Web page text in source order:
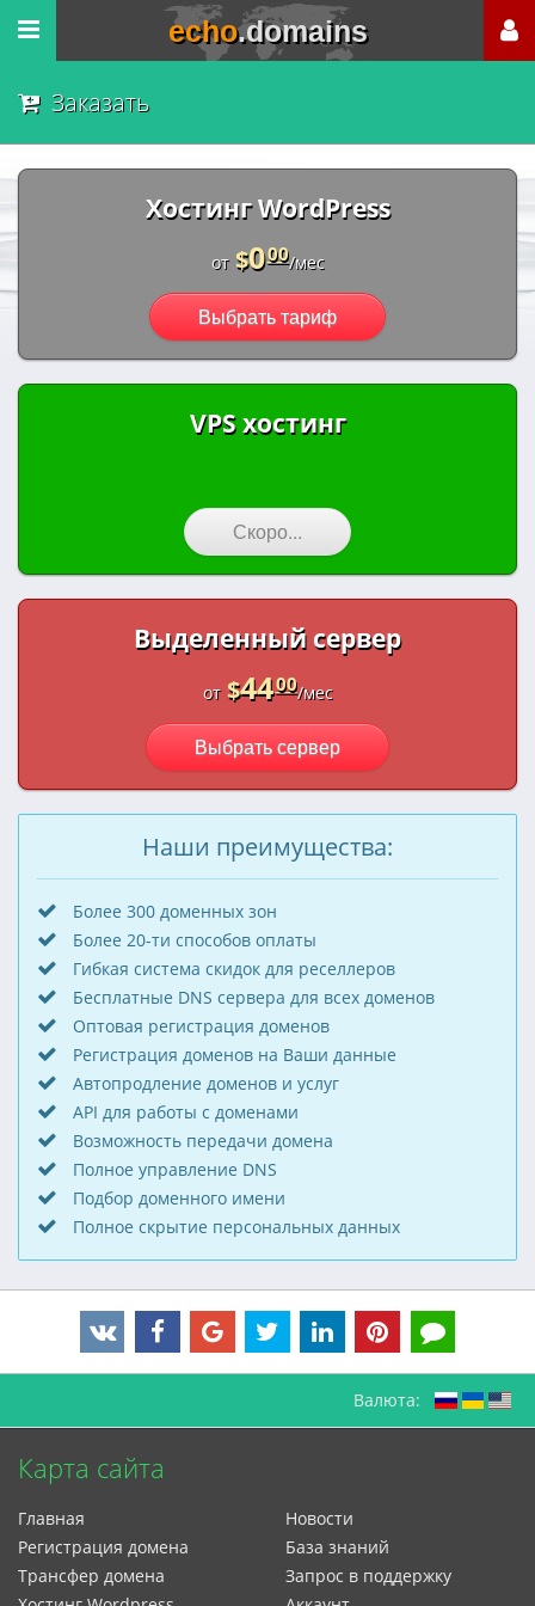
echo.domains
Заказать
Хостинг WordPress
от$000/мес
Выбрать тариф
VPS хостинг
Скоро...
Выделенный сервер
от$4400/мес
Выбрать сервер
Наши преимущества:
Более 300 доменных зон
Более 20-ти способов оплаты
Гибкая система скидок для реселлеров
Бесплатные DNS сервера для всех доменов
Оптовая регистрация доменов
Регистрация доменов на Ваши данные
Автопродление доменов и услуг
API для работы с доменами
Возможность передачи домена
Полное управление DNS
Подбор доменного имени
Полное скрытие персональных данных
Валюта:
Карта сайта
Главная
Регистрация домена
Трансфер домена
Новости
База знаний
Запрос в поддержку